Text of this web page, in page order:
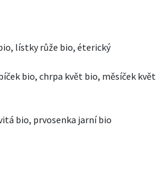
lístky růže bio, éterický
bio, chrpa květ bio, měsíček květ
bio, prvosenka jarní bio